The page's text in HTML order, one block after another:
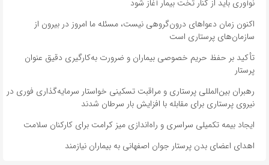
نوآوری باید از کنار تخت بیمار آغاز شود
اکنون زمان دعواهای درون‌گروهی نیست، مسئله ما امروز در بیرون از
سازمان‌های پرستاری است
تأکید بر حفظ حریم خصوصی بیماران و ضرورت به‌کارگیری دقیق عنوان
پرستار
رهبران بین‌المللی پرستاری و مراقبت تسکینی خواستار سرمایه‌گذاری فوری در
نیروی پرستاری برای مقابله با افزایش بار سرطان شدند
ایجاد بیمه تکمیلی سراسری و راه‌اندازی میز کرامت برای کارکنان سلامت
اهدای اعضای بدن پرستار جوان اصفهانی به بیماران نیازمند